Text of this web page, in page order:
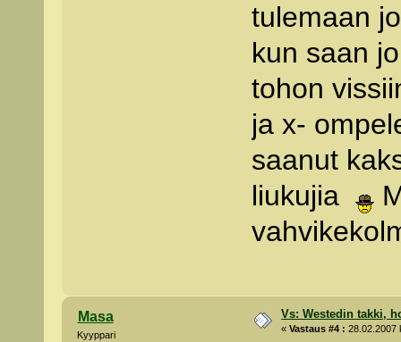
tulemaan
kun saan
tohon
ja x-
saanut
liukujia
Masa
Kyyppari
Vs: Westedin takki,
«Vastaus #4 : 28.02.2007